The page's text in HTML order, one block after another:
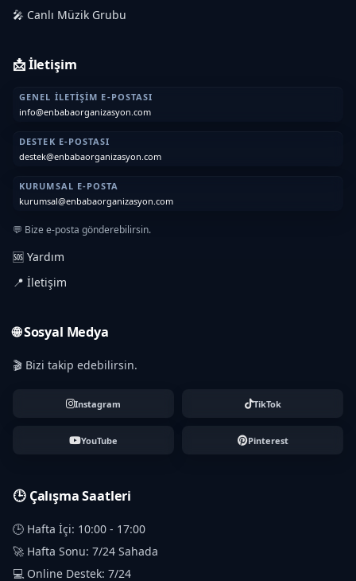
🎤 Canlı Müzik Grubu
📩 İletişim
GENEL İLETIŞIM E-POSTASI
info@enbabaorganizasyon.com
DESTEK E-POSTASI
destek@enbabaorganizasyon.com
KURUMSAL E-POSTA
kurumsal@enbabaorganizasyon.com
💬 Bize e-posta gönderebilirsin.
🆘 Yardım
📍 İletişim
🌐 Sosyal Medya
🎬 Bizi takip edebilirsin.
Instagram TikTok
YouTube Pinterest
🕒 Çalışma Saatleri
🕒 Hafta İçi: 10:00 - 17:00
🚀 Hafta Sonu: 7/24 Sahada
💻 Online Destek: 7/24